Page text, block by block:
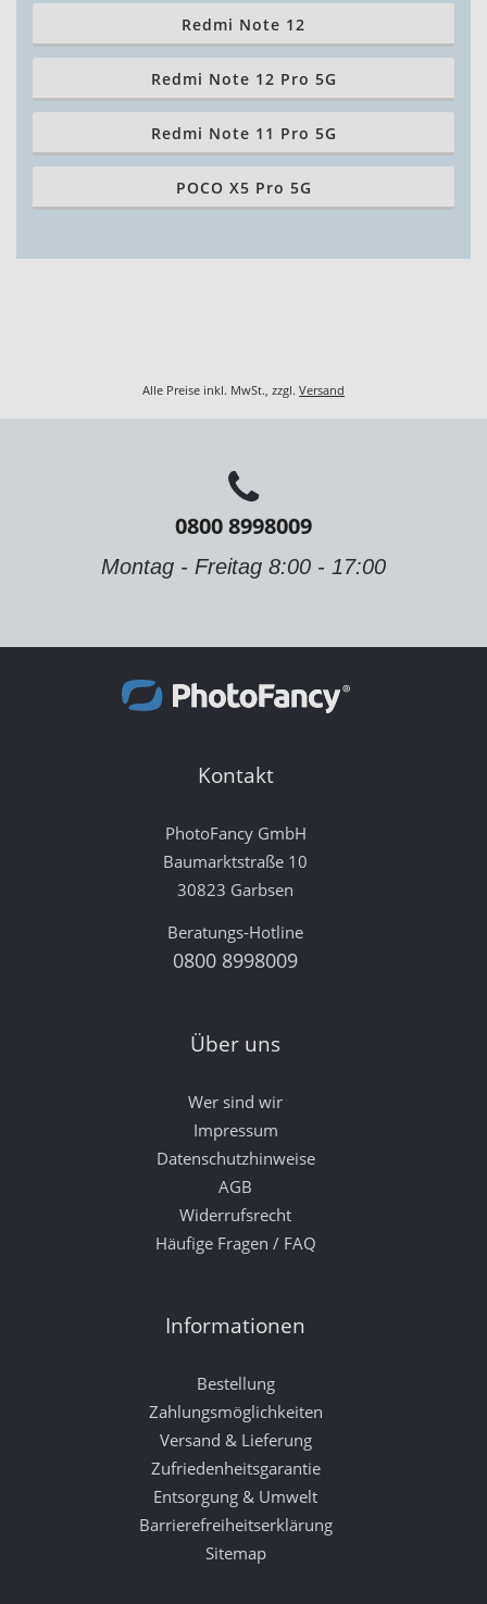
Redmi Note 12
Redmi Note 12 Pro 5G
Redmi Note 11 Pro 5G
POCO X5 Pro 5G
Alle Preise inkl. MwSt., zzgl. Versand
0800 8998009
Montag - Freitag 8:00 - 17:00
Kontakt
PhotoFancy GmbH
Baumarktstraße 10
30823 Garbsen
Beratungs-Hotline
0800 8998009
Über uns
Wer sind wir
Impressum
Datenschutzhinweise
AGB
Widerrufsrecht
Häufige Fragen / FAQ
Informationen
Bestellung
Zahlungsmöglichkeiten
Versand & Lieferung
Zufriedenheitsgarantie
Entsorgung & Umwelt
Barrierefreiheitserklärung
Sitemap